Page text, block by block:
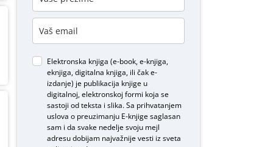
Elektronska knjiga (e-book, e-knjiga,
eknjiga, digitalna knjiga, ili čak e-
izdanje) je publikacija knjige u
digitalnoj, elektronskoj formi koja se
sastoji od teksta i slika. Sa prihvatanjem
uslova o preuzimanju E-knjigesaglasan
sam i da svake nedelje svoju mejl
adresu dobijam najvažnije vesti iz sveta